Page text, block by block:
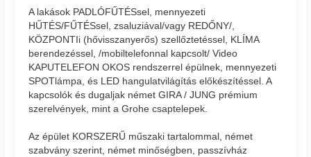
A lakások PADLÓFŰTÉSsel, mennyezeti
HŰTÉS/FŰTÉSsel, zsaluziával/vagy REDŐNY/,
KÖZPONTIi (hővisszanyerős) szellőztetéssel, KLÍMA
berendezéssel, /mobiltelefonnal kapcsolt/ Video
KAPUTELEFON OKOS rendszerrel épülnek, mennyezeti
SPOTlámpa, és LED hangulatvilágítás előkészítéssel. A
kapcsolók és dugaljak német GIRA / JUNG prémium
szerelvények, mint a Grohe csaptelepek.
Az épület KORSZERŰ műszaki tartalommal, német
szabvány szerint, német minőségben, passzívház